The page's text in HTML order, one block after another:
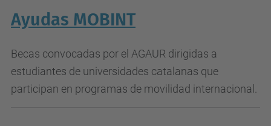
Ayudas MOBINT
Becas convocadas por el AGAUR dirigidas a
estudiantes de universidades catalanas que
participan en programas de movilidad internacional.